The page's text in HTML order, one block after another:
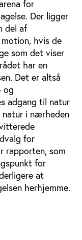
for
Der ligger
del af
hvis de
som det viser
har en
Det er altså
og
adgang til natur
natur i nærheden
for
rapporten, som
for
at
herhjemme.